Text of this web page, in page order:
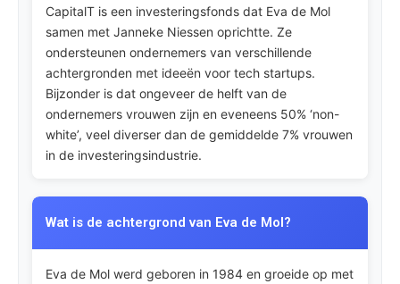
CapitalT is een investeringsfonds dat Eva de Mol
samen met Janneke Niessen oprichtte. Ze
ondersteunen ondernemers van verschillende
achtergronden met ideeën voor tech startups.
Bijzonder is dat ongeveer de helft van de
ondernemers vrouwen zijn en eveneens 50% ‘non-
white’, veel diverser dan de gemiddelde 7% vrouwen
in de investeringsindustrie.
Wat is de achtergrond van Eva de Mol?
Eva de Mol werd geboren in 1984 en groeide op met